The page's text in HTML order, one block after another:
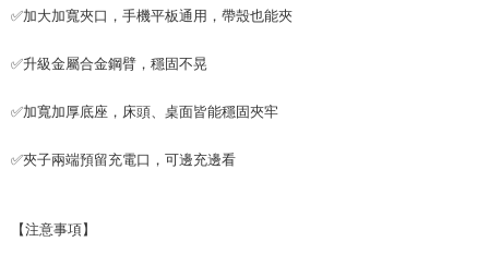
✅加大加寬夾口，手機平板通用，帶殼也能夾
✅升級金屬合金鋼臂，穩固不晃
✅加寬加厚底座，床頭、桌面皆能穩固夾牢
✅夾子兩端預留充電口，可邊充邊看
【注意事項】